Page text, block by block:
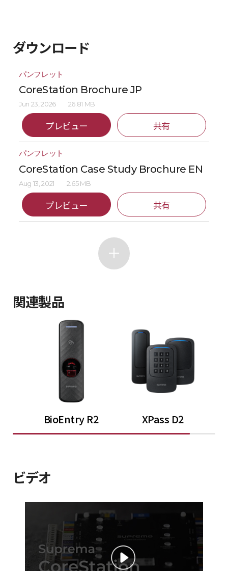
ダウンロード
パンフレット
CoreStation Brochure JP
Jun 23, 2026 26.81 MB
プレビュー 共有
パンフレット
CoreStation Case Study Brochure EN
Aug 13, 2021 2.65 MB
プレビュー 共有
関連製品
BioEntry R2 XPass D2
ビデオ